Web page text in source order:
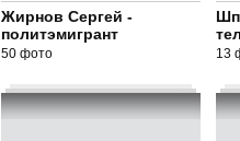
Жирнов Сергей -
политэмигрант
50 фото 13